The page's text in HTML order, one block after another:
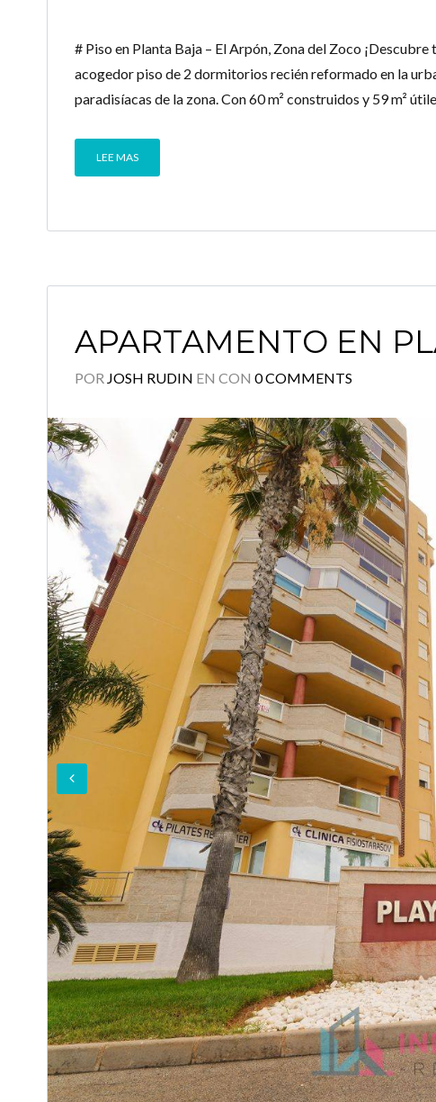
# Piso en Planta Baja – El Arpón, Zona del Zoco
acogedor piso de 2 dormitorios recién reformado en la
paradisíacas de la zona. Con 60 m² construidos y 59 m²
LEE MAS
APARTAMENTO EN
POR JOSH RUDIN EN CON 0 COMMENTS